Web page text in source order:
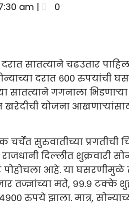
am | 0
सातत्याने चढउतार
दरात ६०० रुपयांची
सातत्याने गगनाला
खरेदीची योजना
सुरुवातीच्या प्रगतीची
दिल्लीत शुक्रवारी
पोहोचला आहे. या घसरणीमुळे
तज्ज्ञांच्या मते, ९९.९ टक्के
रुपये झाला. मात्र,